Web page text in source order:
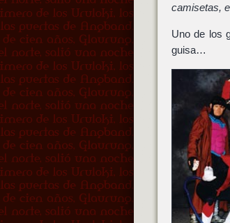
camisetas,
Uno de los
guisa…